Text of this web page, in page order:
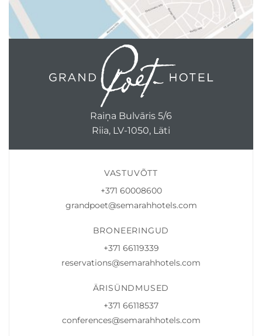
Raiņa Bulvāris 5/6
Riia, LV-1050, Läti
VASTUVÕTT
+371 60008600
grandpoet@semarahhotels.com
BRONEERINGUD
+371 66119339
reservations@semarahhotels.com
ÄRISÜNDMUSED
+371 66118537
conferences@semarahhotels.com